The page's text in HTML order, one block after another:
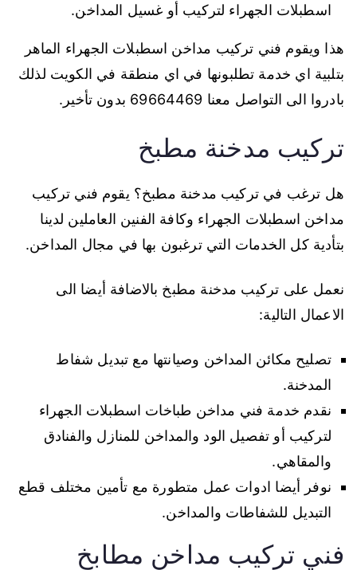
اسطبلات الجهراء لتركيب أو غسيل المداخن.
هذا ويقوم فني تركيب مداخن اسطبلات الجهراء الماهر
بتلبية اي خدمة تطلبونها في اي منطقة في الكويت لذلك
بادروا الى التواصل معنا 69664469 بدون تأخير.
تركيب مدخنة مطبخ
هل ترغب في تركيب مدخنة مطبخ؟ يقوم فني تركيب
مداخن اسطبلات الجهراء وكافة الفنين العاملين لدينا
بتأدية كل الخدمات التي ترغبون بها في مجال المداخن.
نعمل على تركيب مدخنة مطبخ بالاضافة أيضا الى
الاعمال التالية:
تصليح مكائن المداخن وصيانتها مع تبديل شفاط
المدخنة.
نقدم خدمة فني مداخن طباخات اسطبلات الجهراء
لتركيب أو تفصيل الود والمداخن للمنازل والفنادق
والمقاهي.
نوفر أيضا ادوات عمل متطورة مع تأمين مختلف قطع
التبديل للشفاطات والمداخن.
فني تركيب مداخن مطابخ